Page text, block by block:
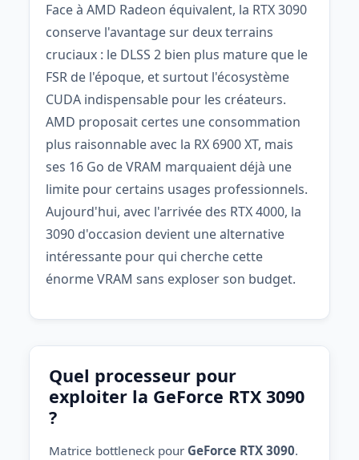
Face à AMD Radeon équivalent, la RTX 3090
conserve l'avantage sur deux terrains
cruciaux : le DLSS 2 bien plus mature que le
FSR de l'époque, et surtout l'écosystème
CUDA indispensable pour les créateurs.
AMD proposait certes une consommation
plus raisonnable avec la RX 6900 XT, mais
ses 16 Go de VRAM marquaient déjà une
limite pour certains usages professionnels.
Aujourd'hui, avec l'arrivée des RTX 4000, la
3090 d'occasion devient une alternative
intéressante pour qui cherche cette
énorme VRAM sans exploser son budget.
Quel processeur pour
exploiter la GeForce RTX 3090
?
Matrice bottleneck pour GeForce RTX 3090.